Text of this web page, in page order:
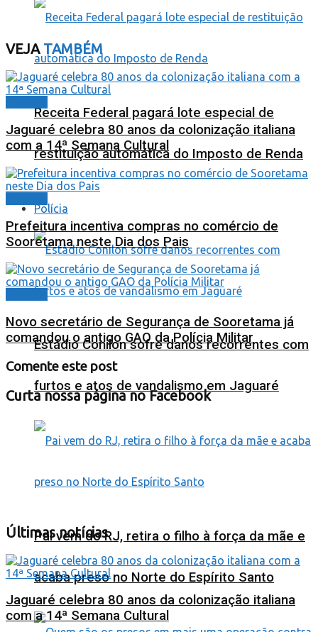
Receita Federal pagará lote especial de
restituição automática do Imposto de Renda
Polícia
Estádio Conilon sofre danos recorrentes com
furtos e atos de vandalismo em Jaguaré
Pai vem do RJ, retira o filho à força da mãe e
acaba preso no Norte do Espírito Santo
VEJATAMBÉM
Jaguaré celebra 80 anos da colonização italiana
com a 14ª Semana Cultural
Prefeitura incentiva compras no comércio de
Sooretama neste Dia dos Pais
Novo secretário de Segurança de Sooretama já
comandou o antigo GAO da Polícia Militar
Comente este post
Curta nossa página no Facebook
Últimas notícias
Jaguaré celebra 80 anos da colonização italiana
com a 14ª Semana Cultural